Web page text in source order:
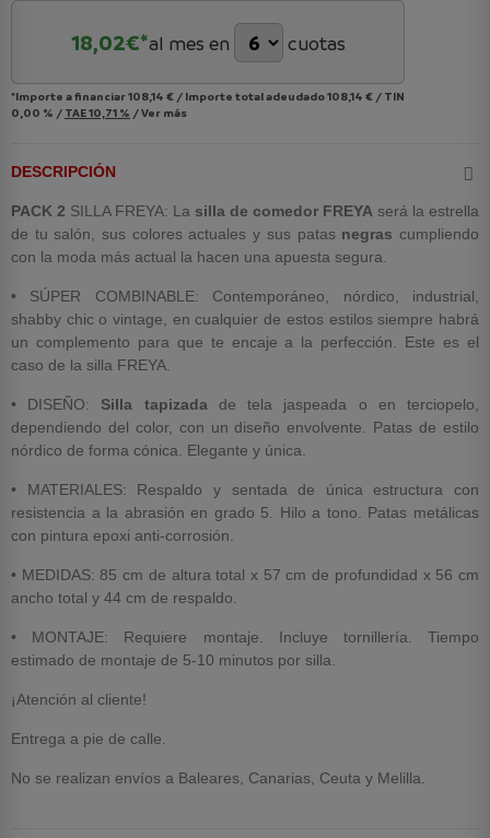
18,02€*al mes en cuotas
*Importe a financiar108,14 € / Importe total adeudado108,14 € / TIN
0,00 % / TAE10,71 % /Ver más
DESCRIPCIÓN
PACK 2 SILLA FREYA: La silla de comedor FREYA será la estrella
de tu salón, sus colores actuales y sus patasnegras cumpliendo
con la moda más actual la hacen una apuesta segura.
• SÚPER COMBINABLE: Contemporáneo, nórdico, industrial,
shabby chic o vintage, en cualquier de estos estilos siempre habrá
un complemento para que te encaje a la perfección. Este es el
caso de la silla FREYA.
• DISEÑO: Silla tapizada de tela jaspeada o en terciopelo,
dependiendo del color, con un diseño envolvente. Patas de estilo
nórdico de forma cónica. Elegante y única.
• MATERIALES: Respaldo y sentada de única estructura con
resistencia a la abrasión en grado 5. Hilo a tono. Patas metálicas
con pintura epoxi anti-corrosión.
• MEDIDAS: 85 cm de altura total x 57 cm de profundidad x 56 cm
ancho total y 44 cm de respaldo.
• MONTAJE: Requiere montaje. Incluye tornillería. Tiempo
estimado de montaje de 5-10 minutos por silla.
¡Atención al cliente!
Entrega a pie de calle.
No se realizan envíos a Baleares, Canarias, Ceuta y Melilla.